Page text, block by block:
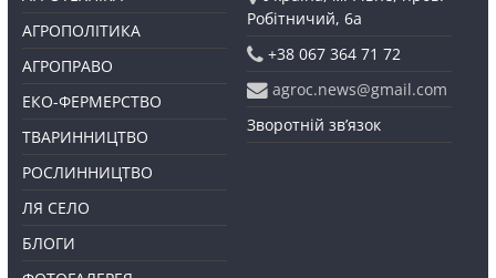
АГРОПОЛІТИКА
АГРОПРАВО
ЕКО-ФЕРМЕРСТВО
ТВАРИННИЦТВО
РОСЛИННИЦТВО
ЛЯ СЕЛО
БЛОГИ
Робітничий, 6а
+38 067 364 71 72
agroc.news@gmail.com
Зворотній зв’язок